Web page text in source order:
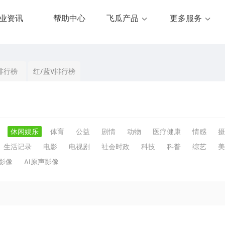
资讯 帮助中心 飞瓜产品 更多服务
行榜 红/蓝V排行榜
休闲娱乐 体育 公益 剧情 动物 医疗健康 情感
生活记录 电影 电视剧 社会时政 科技 科普 综艺
像 AI原声影像